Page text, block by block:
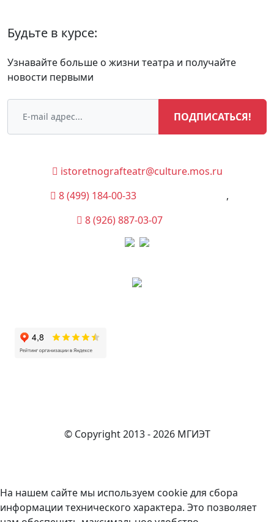
Будьте в курсе:
Узнавайте больше о жизни театра и получайте
новости первыми
ПОДПИСАТЬСЯ!
istoretnografteatr@culture.mos.ru
8 (499) 184-00-33
,
8 (926) 887-03-07
© Copyright 2013 - 2026 МГИЭТ
На нашем сайте мы используем cookie для сбора
информации технического характера. Это позволяет